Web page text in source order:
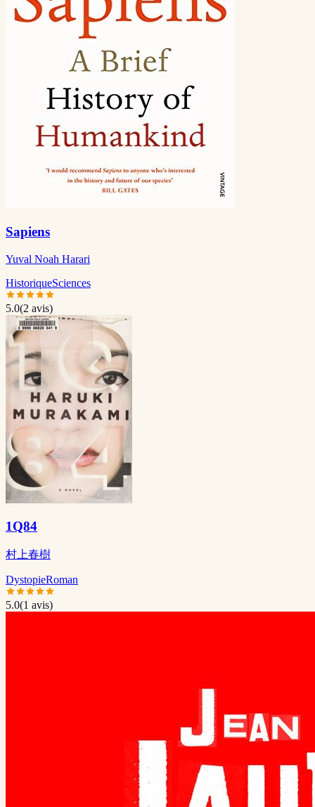
Sapiens
Yuval Noah Harari
HistoriqueSciences
5.0(2 avis)
1Q84
村上春樹
DystopieRoman
5.0(1 avis)